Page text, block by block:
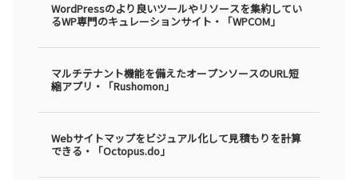
WordPressのより良いツールやリソースを集約してい
るWP専門のキュレーションサイト・「WPCOM」
マルチテナント機能を備えたオープンソースのURL短
縮アプリ・「Rushomon」
Webサイトマップをビジュアル化して見積もりを計算
できる・「Octopus.do」